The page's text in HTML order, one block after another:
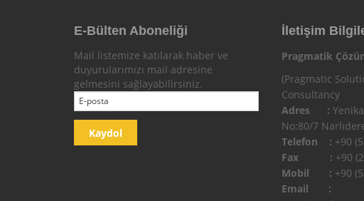
E-Bülten Aboneliği
Mail listemize katılarak haber ve
duyurularımızı mail adresine
gelmesini sağlayabilirsiniz.
İletişim
Pragmatik
(Pragmatic
Consultancy
Adres :
No:80/7
Telefon : +90
Fax : +90
Mobil : +90
Email :